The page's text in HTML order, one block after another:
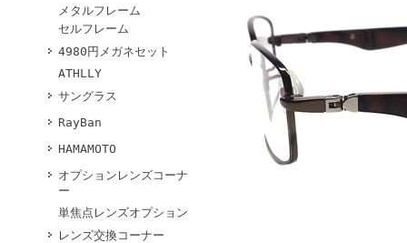
メタルフレーム
セルフレーム
4980円メガネセット
ATHLLY
サングラス
RayBan
HAMAMOTO
オプションレンズコーナ
ー
単焦点レンズオプション
レンズ交換コーナー